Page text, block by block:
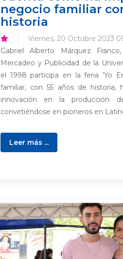
negocio familiar
historia
Viernes, 20 Octubre 2023
Gabriel Alberto Márquez
Mercadeo y Publicidad de la
el 1998 participa en la feria 'Yo
familiar, con 55 años de historia,
innovación en la producción
convirtiéndose en pioneros en
Leer más ...